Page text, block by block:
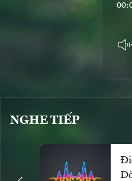
NGHE TIẾP